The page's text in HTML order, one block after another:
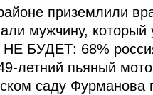
приземлили
мужчину,
БУДЕТ: 68%
летний пьяный
саду Фурманова